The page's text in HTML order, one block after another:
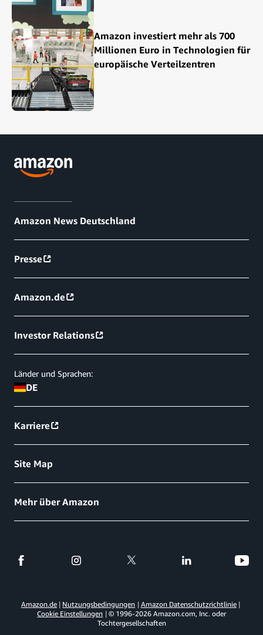
Amazon investiert mehr als 700
Millionen Euro in Technologien für
europäische Verteilzentren
Amazon News Deutschland
Presse
Amazon.de
Investor Relations
Länder und Sprachen:
DE
Karriere
Site Map
Mehr über Amazon
Amazon.de Nutzungsbedingungen
Amazon Datenschutzrichtlinie
Cookie Einstellungen
© 1996-2026 Amazon.com, Inc. oder
Tochtergesellschaften